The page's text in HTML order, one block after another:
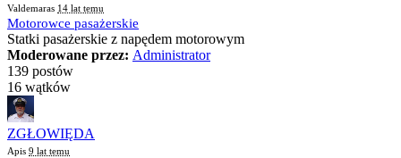
Valdemaras 14 lat temu
Motorowce pasażerskie
Statki pasażerskie z napędem motorowym
Moderowane przez: Administrator
139 postów
16 wątków
ZGŁOWIĘDA
Apis 9 lat temu